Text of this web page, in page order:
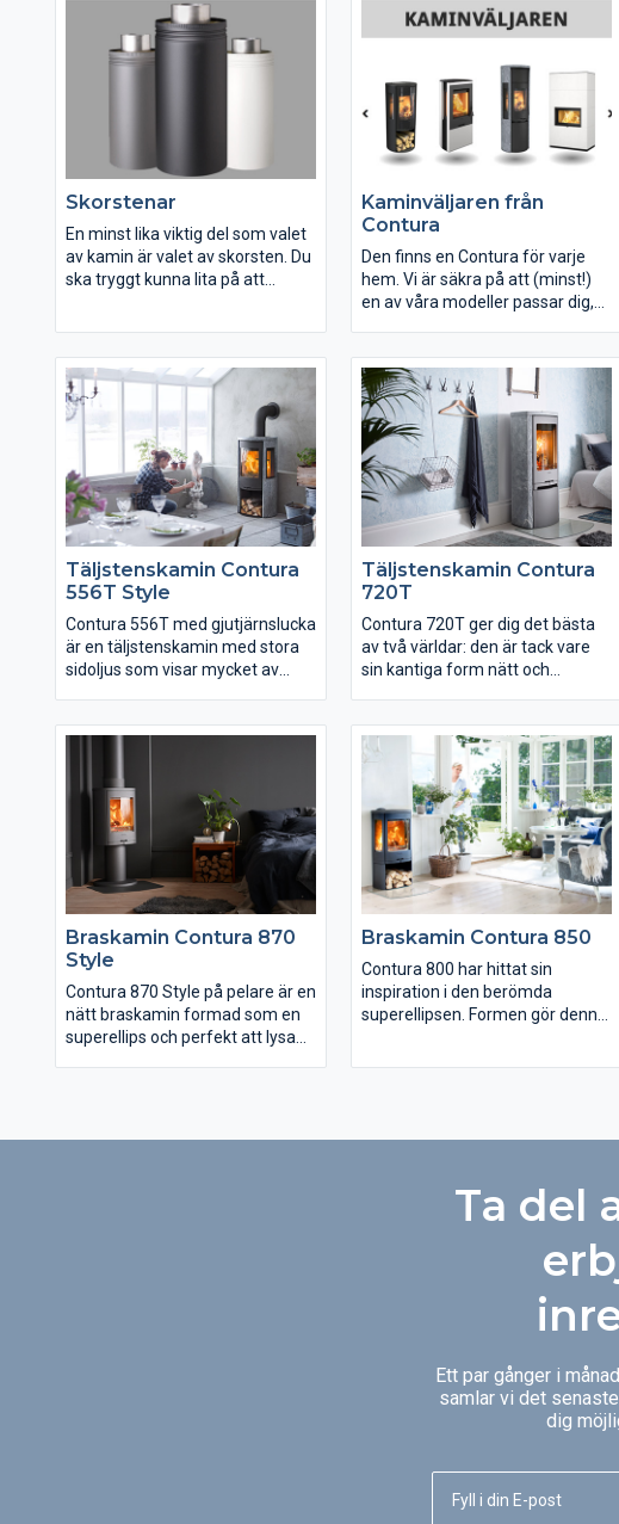
kamin som sprider skön värme.
Skorstenar
En minst lika viktig del som valet
av kamin är valet av skorsten. Du
ska tryggt kunna lita på att
maximal säkerhet och är
konstruerad och godkänd för de
flesta biobränslen, och det bästa
av allt är att Premodul gör det
möjligt för dig att installera din
kamin nästan var du vill i huset.
Kaminväljaren från
Contura
Den finns en Contura för varje
hem. Vi är säkra på att (minst!)
en av våra modeller passar dig,
kaminväljaren hjälpa dig!
Täljstenskamin Contura
556T Style
Contura 556T med gjutjärnslucka
är en täljstenskamin med stora
sidoljus som visar mycket av
bästa effekt av din kamin.
nyansvariationer gör varje kamin
Täljstenskamin Contura
720T
Contura 720T ger dig det bästa
av två världar: den är tack vare
sin kantiga form nätt och
täljsten. Ett generöst glas visar
mycket av elden.
Braskamin Contura 870
Style
Contura 870 Style på pelare är en
nätt braskamin formad som en
superellips och perfekt att lysa
Braskamin Contura 850
Contura 800 har hittat sin
inspiration i den berömda
superellipsen. Formen gör denna
brännkammarens effektivitet
påverkas. Contura 800 är en
Ta del
Ett par gånger i
samlar vi det
dig